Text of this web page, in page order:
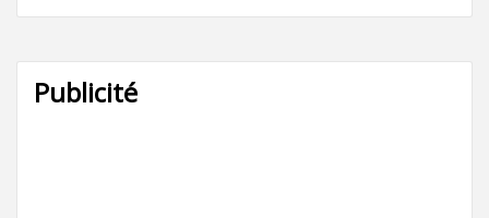
Publicité